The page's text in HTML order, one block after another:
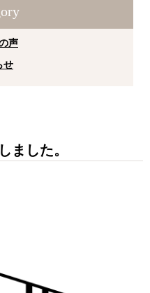
声
せ
ました。